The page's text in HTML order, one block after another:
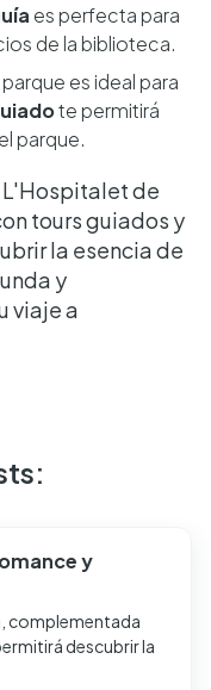
es perfecta para
de la biblioteca.
es ideal para
te permitirá
parque.
L'Hospitalet de
tours guiados y
la esencia de
y
viaje a
y
complementada
descubrir la